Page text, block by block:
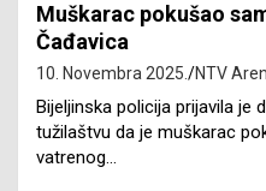
Muškarac pokušao
Čađavica
10. Novembra 2025. NTV
Bijeljinska policija prijavila je
tužilaštvu da je muškarac
vatrenog…